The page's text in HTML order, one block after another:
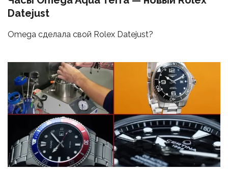
Datejust
Omega сделала свой Rolex Datejust?